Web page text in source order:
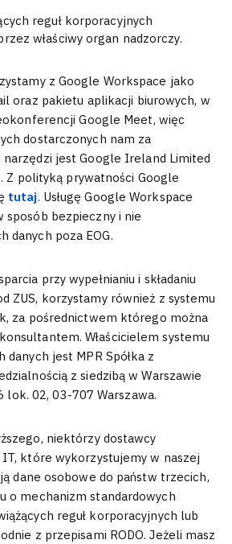
reguł korporacyjnych
właściwy organ nadzorczy.
z Google Workspace jako
oraz pakietu aplikacji biurowych, w
Google Meet, więc
dostarczonych nam za
jest Google Ireland Limited
Z polityką prywatności Google
tutaj. Usługę Google Workspace
bezpieczny i nie
danych poza EOG.
przy wypełnianiu i składaniu
ZUS, korzystamy również z systemu
za pośrednictwem którego można
Właścicielem systemu
jest MPR Spółka z
z siedzibą w Warszawie
lok. 02, 03-707 Warszawa.
niektórzy dostawcy
IT, które wykorzystujemy w naszej
dane osobowe do państw trzecich,
o mechanizm standardowych
reguł korporacyjnych lub
z przepisami RODO. Jeżeli masz